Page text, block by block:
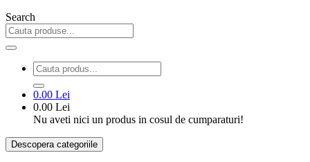
Search
0.00 Lei
0.00 Lei
Nu aveti nici un produs in cosul de cumparaturi!
Descopera categoriile